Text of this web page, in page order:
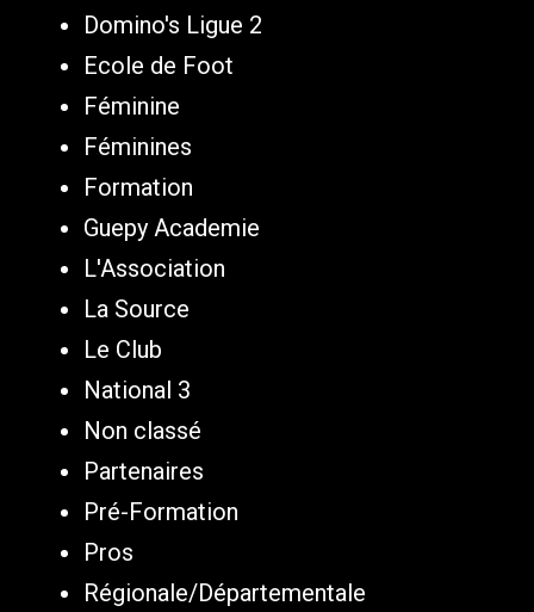
Domino's Ligue 2
Ecole de Foot
Féminine
Féminines
Formation
Guepy Academie
L'Association
La Source
Le Club
National 3
Non classé
Partenaires
Pré-Formation
Pros
Régionale/Départementale